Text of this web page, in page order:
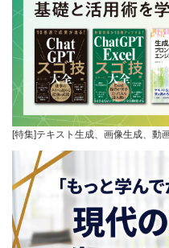
[特集]テキスト生成、画像生成、